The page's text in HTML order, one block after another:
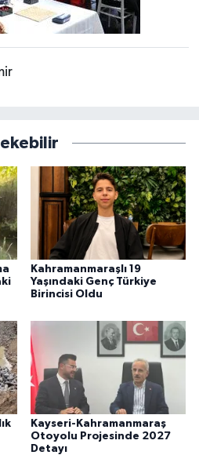
Kahramanmaraşlı 19
Yaşındaki Genç Türkiye
Birincisi Oldu
Kayseri-Kahramanmaraş
Otoyolu Projesinde 2027
Detayı